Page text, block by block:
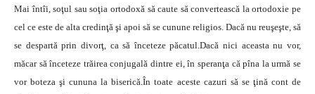
Mai întîi, soţul sau soţia ortodoxă să caute să convertească la ortodoxie pe
cel ce este de alta credinţă şi apoi să se cunune religios. Dacă nu reuşeşte, să
se despartă prin divorţ, ca să înceteze păcatul.Dacă nici aceasta nu vor,
măcar să înceteze trăirea conjugală dintre ei, în speranţa că pîna la urmă se
vor boteza şi cununa la biserică.În toate aceste cazuri să se ţină cont de